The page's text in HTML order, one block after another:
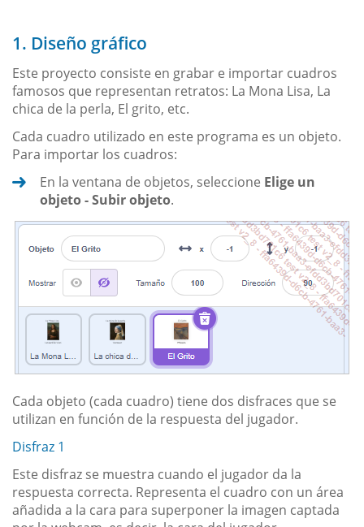
1. Diseño gráfico
Este proyecto consiste en grabar e importar cuadros
famosos que representan retratos: La Mona Lisa, La
chica de la perla, El grito, etc.
Cada cuadro utilizado en este programa es un objeto.
Para importar los cuadros:
En la ventana de objetos, seleccione Elige un
objeto - Subir objeto.
Cada objeto (cada cuadro) tiene dos disfraces que se
utilizan en función de la respuesta del jugador.
Disfraz 1
Este disfraz se muestra cuando el jugador da la
respuesta correcta. Representa el cuadro con un área
añadida a la cara para superponer la imagen captada